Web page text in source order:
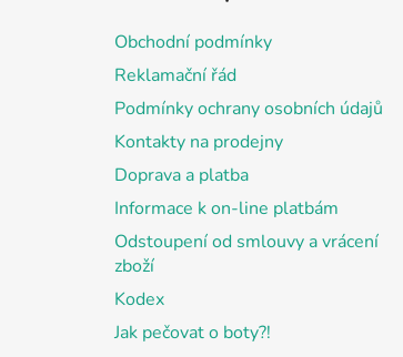
Obchodní podmínky
Reklamační řád
Podmínky ochrany osobních údajů
Kontakty na prodejny
Doprava a platba
Informace k on-line platbám
Odstoupení od smlouvy a vrácení
zboží
Kodex
Jak pečovat o boty?!